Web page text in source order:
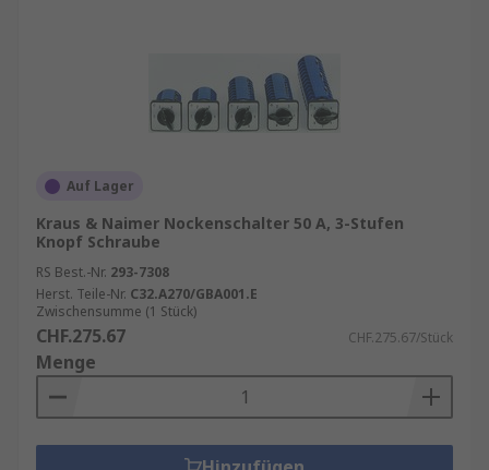
Auf Lager
Kraus & Naimer Nockenschalter 50 A, 3-Stufen
Knopf Schraube
RS Best.-Nr. 293-7308
Herst. Teile-Nr. C32.A270/GBA001.E
Zwischensumme (1 Stück)
CHF.275.67 CHF.275.67/Stück
Menge